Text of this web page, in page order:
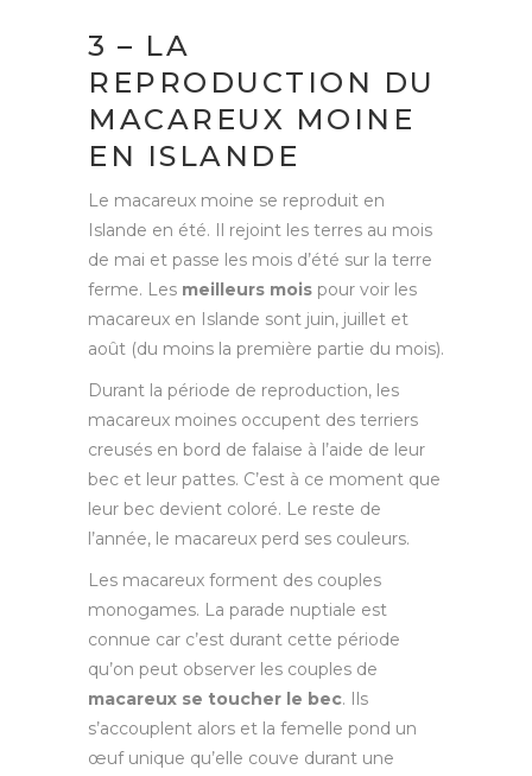
3 – LA
REPRODUCTION DU
MACAREUX MOINE
EN ISLANDE
Le macareux moine se reproduit en
Islande en été. Il rejoint les terres au mois
de mai et passe les mois d’été sur la terre
ferme. Les meilleurs mois pour voir les
macareux en Islande sont juin, juillet et
août (du moins la première partie du mois).
Durant la période de reproduction, les
macareux moines occupent des terriers
creusés en bord de falaise à l’aide de leur
bec et leur pattes. C’est à ce moment que
leur bec devient coloré. Le reste de
l’année, le macareux perd ses couleurs.
Les macareux forment des couples
monogames. La parade nuptiale est
connue car c’est durant cette période
qu’on peut observer les couples de
macareux se toucher le bec. Ils
s’accouplent alors et la femelle pond un
œuf unique qu’elle couve durant une